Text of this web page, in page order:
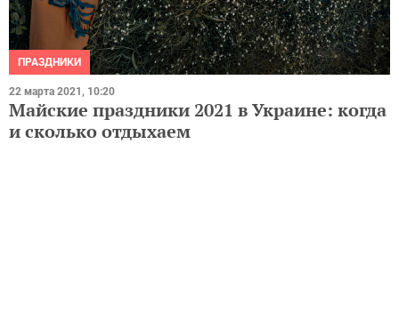
ПРАЗДНИКИ
22 марта 2021, 10:20
Майские праздники 2021 в Украине: когда
и сколько отдыхаем